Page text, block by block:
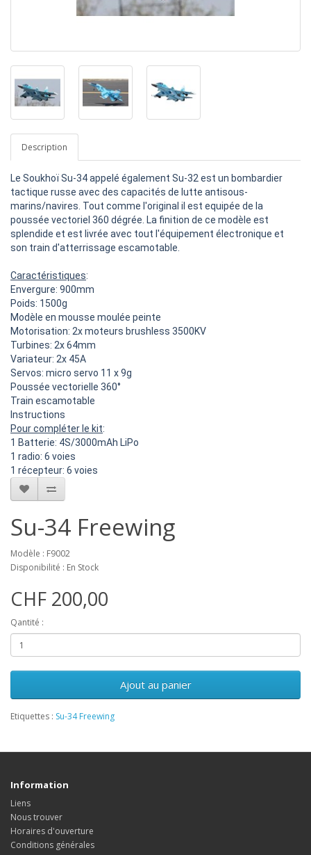
Description
Le Soukhoï Su-34 appelé également Su-32 est un bombardier
tactique russe avec des capacités de lutte antisous-
marins/navires. Tout comme l'original il est equipée de la
poussée vectoriel 360 dégrée. La finition de ce modèle est
splendide et est livrée avec tout l'équipement électronique et
son train d'atterrissage escamotable.
Caractéristiques:
Envergure: 900mm
Poids: 1500g
Modèle en mousse moulée peinte
Motorisation: 2x moteurs brushless 3500KV
Turbines: 2x 64mm
Variateur: 2x 45A
Servos: micro servo 11 x 9g
Poussée vectorielle 360°
Train escamotable
Instructions
Pour compléter le kit:
1 Batterie: 4S/3000mAh LiPo
1 radio: 6 voies
1 récepteur: 6 voies
Su-34 Freewing
Modèle : F9002
Disponibilité : En Stock
CHF 200,00
Qantité :
Ajout au panier
Etiquettes : Su-34 Freewing
Information
Liens
Nous trouver
Horaires d'ouverture
Conditions générales